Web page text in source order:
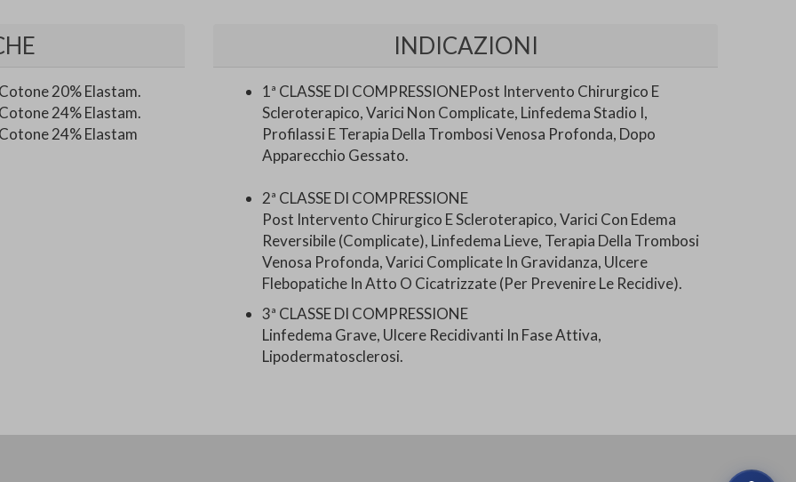
20% Elastam.
24% Elastam.
24% Elastam
INDICAZIONI
1ª CLASSE DI COMPRESSIONEPost Intervento Chirurgico E
Scleroterapico, Varici Non Complicate, Linfedema Stadio I,
Profilassi E Terapia Della Trombosi Venosa Profonda, Dopo
Apparecchio Gessato.
2ª CLASSE DI COMPRESSIONE
Post Intervento Chirurgico E Scleroterapico, Varici Con Edema
Reversibile (Complicate), Linfedema Lieve, Terapia Della Trombosi
Venosa Profonda, Varici Complicate In Gravidanza, Ulcere
Flebopatiche In Atto O Cicatrizzate (Per Prevenire Le Recidive).
3ª CLASSE DI COMPRESSIONE
Linfedema Grave, Ulcere Recidivanti In Fase Attiva,
Lipodermatosclerosi.